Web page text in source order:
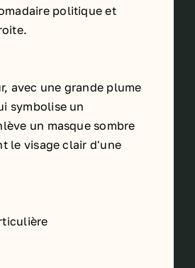
politique et
avec une grande plume
symbolise un
un masque sombre
le visage clair d'une